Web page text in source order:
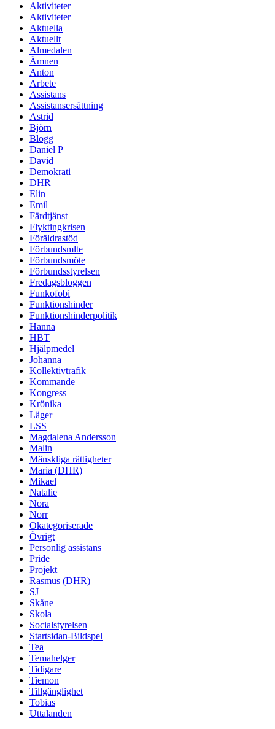
Aktiviteter
Aktiviteter
Aktuella
Aktuellt
Almedalen
Ämnen
Anton
Arbete
Assistans
Assistansersättning
Astrid
Björn
Blogg
Daniel P
David
Demokrati
DHR
Elin
Emil
Färdtjänst
Flyktingkrisen
Föräldrastöd
Förbundsmlte
Förbundsmöte
Förbundsstyrelsen
Fredagsbloggen
Funkofobi
Funktionshinder
Funktionshinderpolitik
Hanna
HBT
Hjälpmedel
Johanna
Kollektivtrafik
Kommande
Kongress
Krönika
Läger
LSS
Magdalena Andersson
Malin
Mänskliga rättigheter
Maria (DHR)
Mikael
Natalie
Nora
Norr
Okategoriserade
Övrigt
Personlig assistans
Pride
Projekt
Rasmus (DHR)
SJ
Skåne
Skola
Socialstyrelsen
Startsidan-Bildspel
Tea
Temahelger
Tidigare
Tiemon
Tillgänglighet
Tobias
Uttalanden